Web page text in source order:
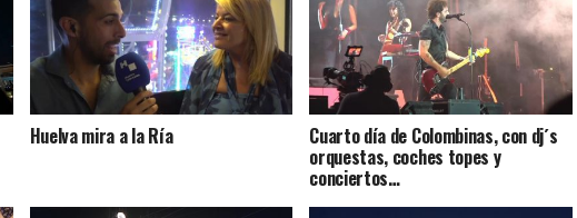
Huelva mira a la Ría Cuarto día de Colombinas, con dj´s
orquestas, coches topes y
conciertos…